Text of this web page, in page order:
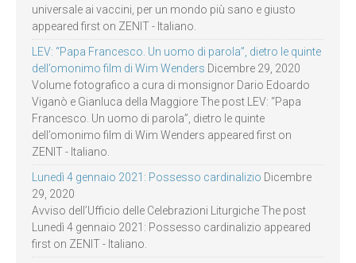
universale ai vaccini, per un mondo più sano e giusto
appeared first on ZENIT - Italiano.
LEV: “Papa Francesco. Un uomo di parola”, dietro le quinte
dell’omonimo film di Wim Wenders Dicembre 29, 2020
Volume fotografico a cura di monsignor Dario Edoardo
Viganò e Gianluca della Maggiore The post LEV: “Papa
Francesco. Un uomo di parola”, dietro le quinte
dell’omonimo film di Wim Wenders appeared first on
ZENIT - Italiano.
Lunedì 4 gennaio 2021: Possesso cardinalizio Dicembre
29, 2020
Avviso dell’Ufficio delle Celebrazioni Liturgiche The post
Lunedì 4 gennaio 2021: Possesso cardinalizio appeared
first on ZENIT - Italiano.